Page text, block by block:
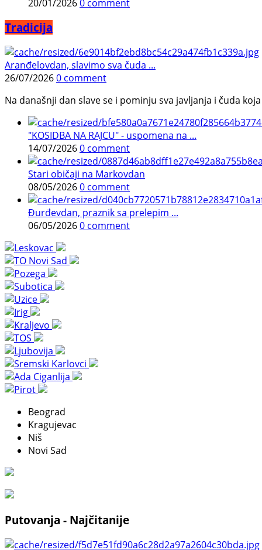
20/01/20260 comment
Tradicija
Aranđelovdan, slavimo sva čuda ...
26/07/20260 comment
Na današnji dan slave se i pominju sva javljanja i čuda
"KOSIDBA NA RAJCU" - uspomena na ...
14/07/20260 comment
Stari običaji na Markovdan
08/05/20260 comment
Đurđevdan, praznik sa prelepim ...
06/05/20260 comment
Beograd
Kragujevac
Niš
Novi Sad
Putovanja - Najčitanije